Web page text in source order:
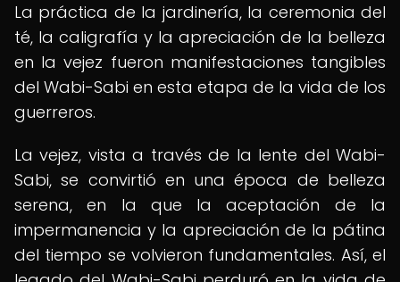
La práctica de la jardinería, la ceremonia del
té, la caligrafía y la apreciación de la belleza
en la vejez fueron manifestaciones tangibles
del Wabi-Sabi en esta etapa de la vida de los
guerreros.
La vejez, vista a través de la lente del Wabi-
Sabi, se convirtió en una época de belleza
serena, en la que la aceptación de la
impermanencia y la apreciación de la pátina
del tiempo se volvieron fundamentales. Así, el